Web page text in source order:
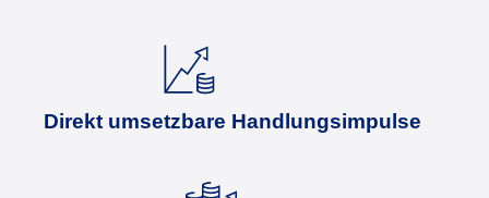
Direkt umsetzbare Handlungsimpulse